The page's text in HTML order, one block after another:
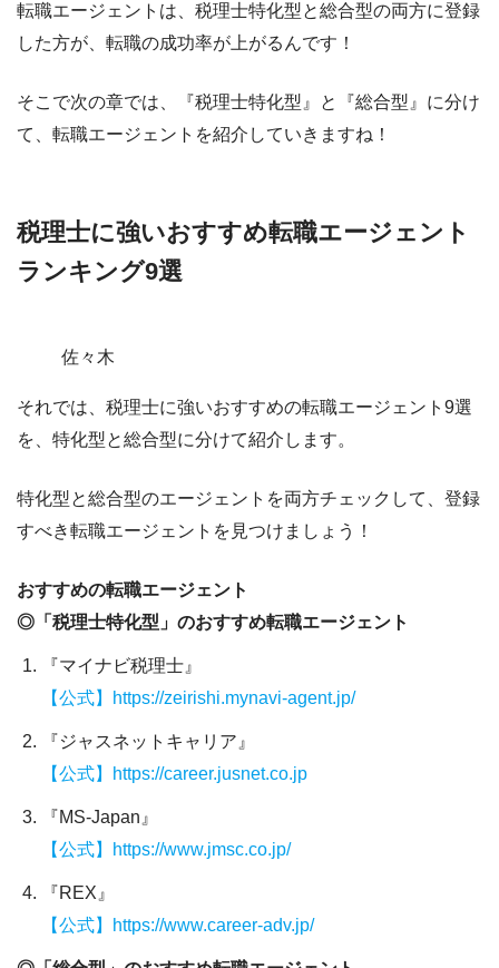
転職エージェントは、税理士特化型と総合型の両方に登録
した方が、転職の成功率が上がるんです！
そこで次の章では、
『税理士特化型』と『総合型』に分け
て、転職エージェントを紹介していきますね！
税理士に強いおすすめ転職エージェント
ランキング9選
佐々木
それでは、 税理士に強いおすすめの転職エージェント9選
を、特化型と総合型に分けて紹介 します。
特化型と総合型のエージェントを両方チェックして、登録
すべき転職エージェントを見つけましょう！
おすすめの転職エージェント
◎「税理士特化型」のおすすめ転職エージェント
『マイナビ税理士』
【公式】https://zeirishi.mynavi-agent.jp/
『ジャスネットキャリア』
【公式】https://career.jusnet.co.jp
『MS-Japan』
【公式】https://www.jmsc.co.jp/
『REX』
【公式】https://www.career-adv.jp/